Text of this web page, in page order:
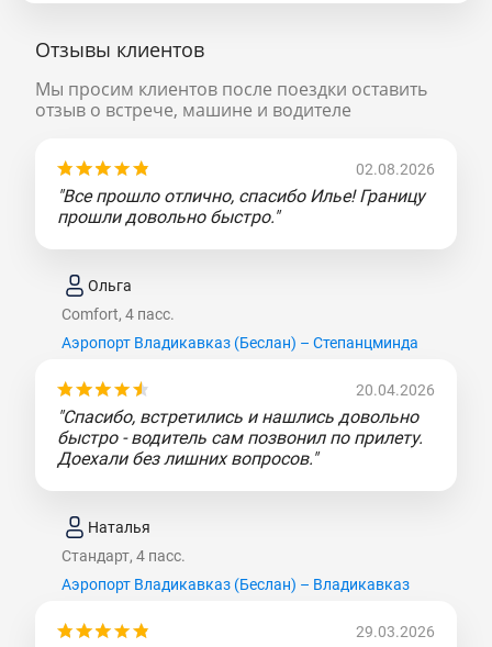
Отзывы клиентов
Мы просим клиентов после поездки оставить
отзыв о встрече, машине и водителе
02.08.2026
"Все прошло отлично, спасибо Илье! Границу
прошли довольно быстро."
Ольга
Comfort, 4 пасс.
Аэропорт Владикавказ (Беслан) – Степанцминда
20.04.2026
"Спасибо, встретились и нашлись довольно
быстро - водитель сам позвонил по прилету.
Доехали без лишних вопросов."
Наталья
Стандарт, 4 пасс.
Аэропорт Владикавказ (Беслан) – Владикавказ
29.03.2026